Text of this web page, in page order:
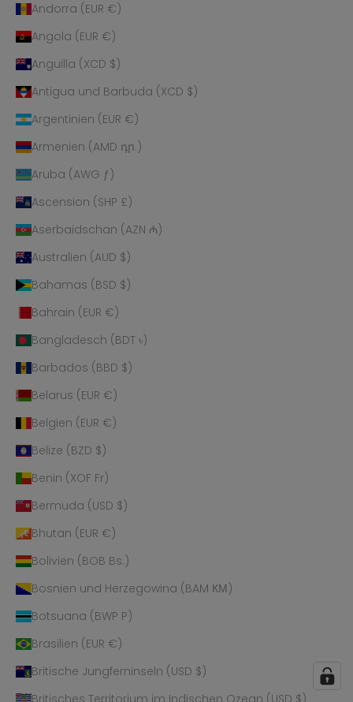
Andorra (EUR €)
Angola (EUR €)
Anguilla (XCD $)
Antigua und Barbuda (XCD $)
Argentinien (EUR €)
Armenien (AMD դր.)
Aruba (AWG ƒ)
Ascension (SHP £)
Aserbaidschan (AZN ₼)
Australien (AUD $)
Bahamas (BSD $)
Bahrain (EUR €)
Bangladesch (BDT ৳)
Barbados (BBD $)
Belarus (EUR €)
Belgien (EUR €)
Belize (BZD $)
Benin (XOF Fr)
Bermuda (USD $)
Bhutan (EUR €)
Bolivien (BOB Bs.)
Bosnien und Herzegowina (BAM КМ)
Botsuana (BWP P)
Brasilien (EUR €)
Britische Jungferninseln (USD $)